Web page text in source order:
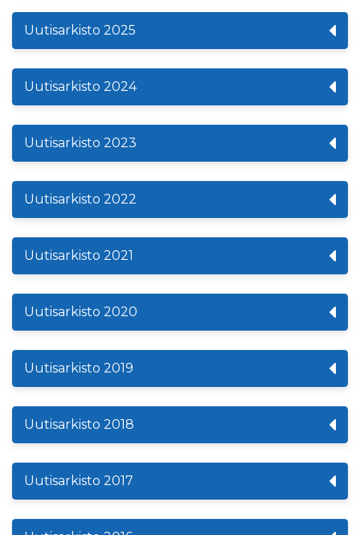
Uutisarkisto 2025
Uutisarkisto 2024
Uutisarkisto 2023
Uutisarkisto 2022
Uutisarkisto 2021
Uutisarkisto 2020
Uutisarkisto 2019
Uutisarkisto 2018
Uutisarkisto 2017